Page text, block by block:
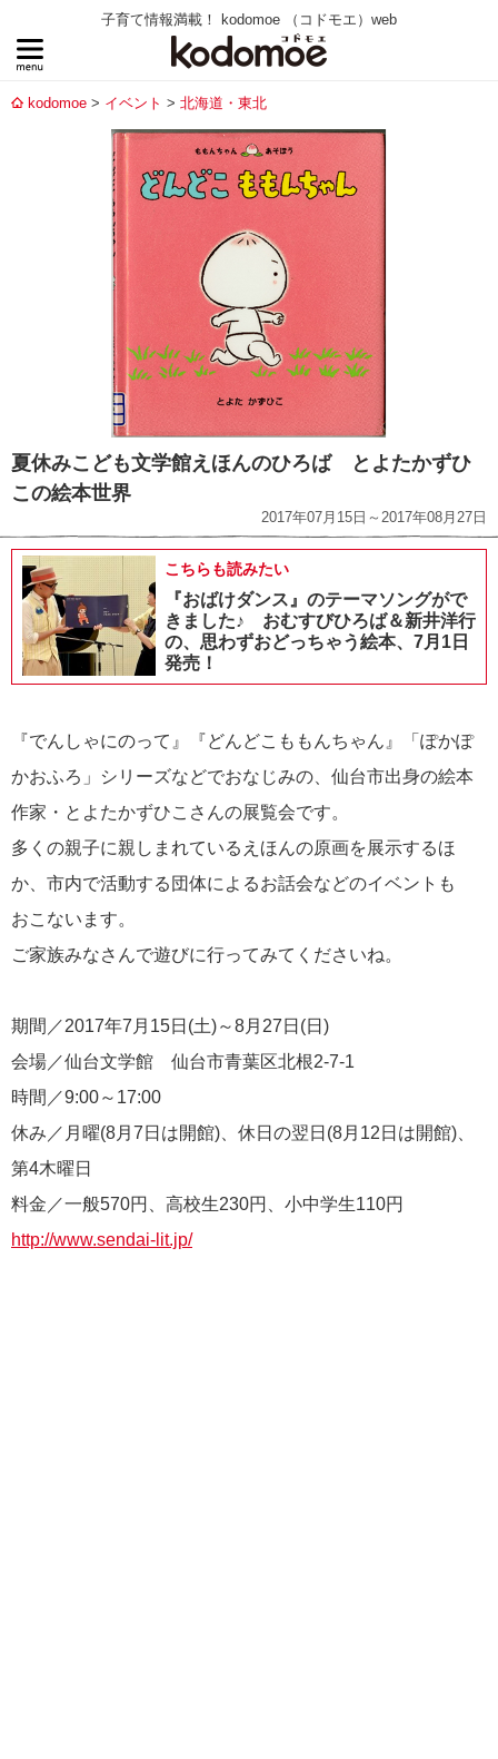
子育て情報満載！ kodomoe （コドモエ）web
kodomoe イベント 北海道・東北
夏休みこども文学館えほんのひろば とよたかずひ
この絵本世界
2017年07月15日～2017年08月27日
こちらも読みたい
『おばけダンス』のテーマソングがで
きました♪ おむすびひろば＆新井洋行
の、思わずおどっちゃう絵本、7月1日
発売！
『でんしゃにのって』『どんどこももんちゃん』「ぽかぽ
かおふろ」シリーズなどでおなじみの、仙台市出身の絵本
作家・とよたかずひこさんの展覧会です。
多くの親子に親しまれているえほんの原画を展示するほ
か、市内で活動する団体によるお話会などのイベントも
おこないます。
ご家族みなさんで遊びに行ってみてくださいね。
期間／2017年7月15日(土)～8月27日(日)
会場／仙台文学館 仙台市青葉区北根2-7-1
時間／9:00～17:00
休み／月曜(8月7日は開館)、休日の翌日(8月12日は開館)、
第4木曜日
料金／一般570円、高校生230円、小中学生110円
http://www.sendai-lit.jp/